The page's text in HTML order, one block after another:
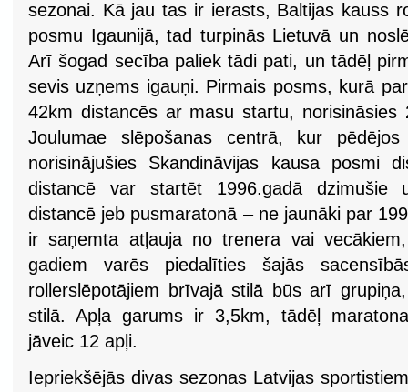
sezonai. Kā jau tas ir ierasts, Baltijas kauss
posmu Igaunijā, tad turpinās Lietuvā un
Arī šogad secība paliek tādi pati, un tādēļ
sevis uzņems igauņi. Pirmais posms, kurā
42km distancēs ar masu startu, norisināsies
Joulumae slēpošanas centrā, kur
norisinājušies Skandināvijas kausa posmi
distancē var startēt 1996.gadā dzimušie
distancē jeb pusmaratonā – ne jaunāki par
ir saņemta atļauja no trenera vai
gadiem varēs piedalīties šajās
rollerslēpotājiem brīvajā stilā būs arī
stilā. Apļa garums ir 3,5km, tādēļ
jāveic 12 apļi.
Iepriekšējās divas sezonas Latvijas